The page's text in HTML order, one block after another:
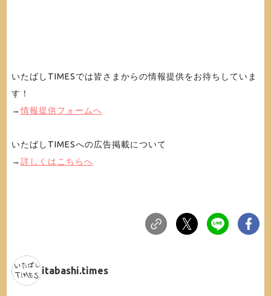
いたばしTIMESでは皆さまからの情報提供をお待ちしていま
す！
→情報提供フォームへ
いたばしTIMESへの広告掲載について
→ 詳しくはこちらへ
itabashi.times